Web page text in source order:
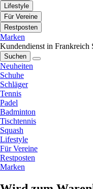
Lifestyle
Für Vereine
Restposten
Marken
Kundendienst in Frankreich
Suchen
Neuheiten
Schuhe
Schläger
Tennis
Padel
Badminton
Tischtennis
Squash
Lifestyle
Für Vereine
Restposten
Marken